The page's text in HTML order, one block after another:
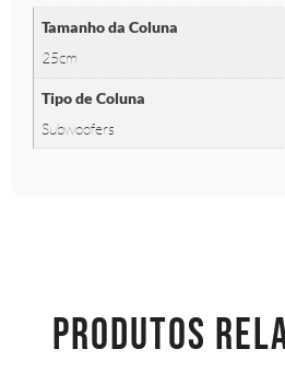
Tamanho da Coluna
25cm
Tipo de Coluna
Subwoofers
PRODUTOS